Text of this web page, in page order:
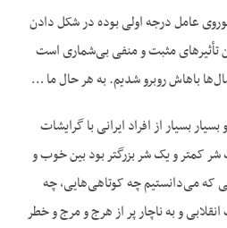
عامل درجه اولی بوده در شکل دادن
تأثیرهای مثبت و منفی بی‌شماری است
باهاش روبرو شدیم. به هر حال ما …
بسیار از افراد ایرانی با گرایشات
کمتر و یک شر بزرگتر بود بین خوب و
که می‌دانستیم چه کوتاهی‌هایی، چه
و به ناچار پر از هرج و مرج و خطر